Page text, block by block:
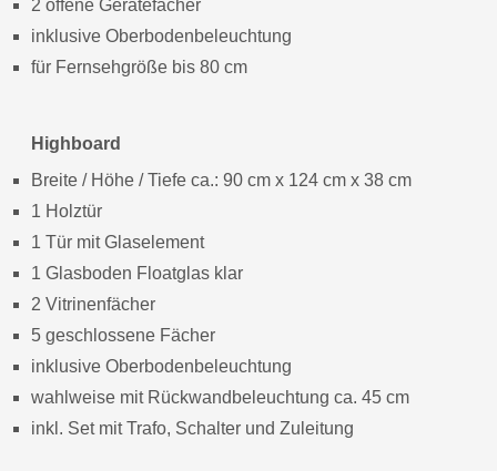
2 offene Gerätefächer
inklusive Oberbodenbeleuchtung
für Fernsehgröße bis 80 cm
Highboard
Breite / Höhe / Tiefe ca.: 90 cm x 124 cm x 38 cm
1 Holztür
1 Tür mit Glaselement
1 Glasboden Floatglas klar
2 Vitrinenfächer
5 geschlossene Fächer
inklusive Oberbodenbeleuchtung
wahlweise mit Rückwandbeleuchtung ca. 45 cm
inkl. Set mit Trafo, Schalter und Zuleitung